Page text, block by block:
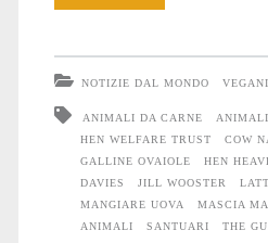
e
mangiare
le
NOTIZIE DAL MONDO
ANIMALI DA CARNE
HEN WELFARE TRUST
COW
GALLINE OVAIOLE
HEN
DAVIES
JILL WOOSTER
MANGIARE UOVA
MASCIA
ANIMALI
SANTUARI THE